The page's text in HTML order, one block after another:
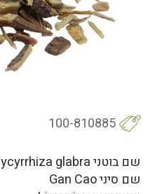
100-810885
שם בוטני Glycyrrhiza glabra
שם סיני Gan Cao